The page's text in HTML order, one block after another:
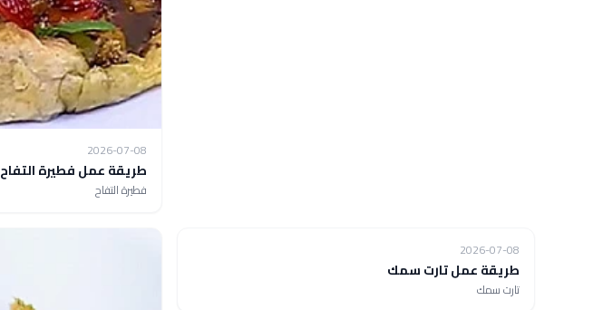
2026-07-08
طريقة عمل فطيرة التفاح
فطيرة التفاح
فيديو
2026-07-08
طريقة عمل تارت سمك
تارت سمك